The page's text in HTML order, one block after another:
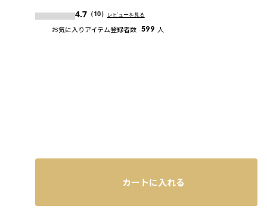
4.7（10） レビューを見る
お気に入りアイテム登録者数 599 人
カートに入れる